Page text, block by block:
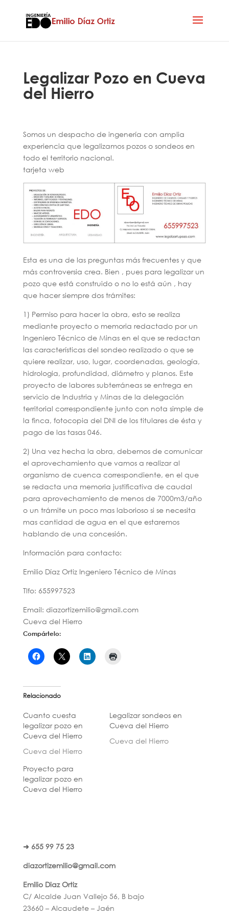
Legalizar Pozo en Cueva
del Hierro
Somos un despacho de ingenería con amplia
experiencia que legalizamos pozos o sondeos en
todo el territorio nacional.
tarjeta web
Esta es una de las preguntas más frecuentes y que
más controversia crea. Bien , pues para legalizar un
pozo que está construido o no lo está aún , hay
que hacer siempre dos trámites:
1) Permiso para hacer la obra, esto se realiza
mediante proyecto o memoria redactado por un
Ingeniero Técnico de Minas en el que se redactan
las características del sondeo realizado o que se
quiere realizar, uso, lugar, coordenadas, geología,
hidrologia, profundidad, diámetro y planos. Este
proyecto de labores subterráneas se entrega en
servicio de Industria y Minas de la delegación
territorial correspondiente junto con nota simple de
la finca, fotocopia del DNI de los titulares de ésta y
pago de las tasas 046.
2) Una vez hecha la obra, debemos de comunicar
el aprovechamiento que vamos a realizar al
organismo de cuenca correspondiente, en el que
se redacta una memoria justificativa de caudal
para aprovechamiento de menos de 7000m3/año
o un trámite un poco mas laborioso si se necesita
mas cantidad de agua en el que estaremos
hablando de una concesión.
Información para contacto:
Emilio Díaz Ortiz Ingeniero Técnico de Minas
Tlfo: 655997523
Email: diazortizemilio@gmail.com
Cueva del Hierro
Compártelo:
Relacionado
Cuanto cuesta
legalizar pozo en
Cueva del Hierro
Cueva del Hierro
Legalizar sondeos en
Cueva del Hierro
Cueva del Hierro
Proyecto para
legalizar pozo en
Cueva del Hierro
➜ 655 99 75 23
diazortizemilio@gmail.com
Emilio Diaz Ortiz
C/ Alcalde Juan Vallejo 56, B bajo
23660 – Alcaudete – Jaén